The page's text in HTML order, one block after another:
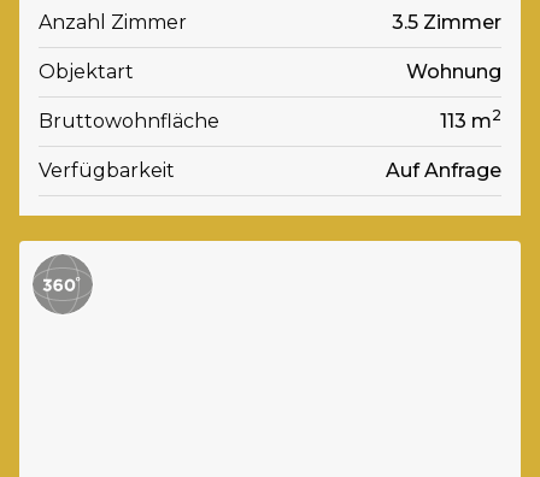
Anzahl Zimmer 3.5 Zimmer
Objektart Wohnung
Bruttowohnfläche 113 m2
Verfügbarkeit Auf Anfrage